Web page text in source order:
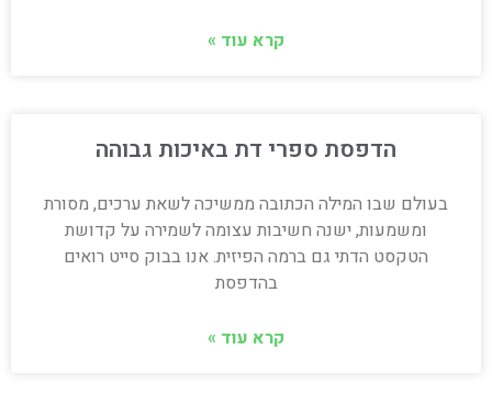
קרא עוד »
הדפסת ספרי דת באיכות גבוהה
בעולם שבו המילה הכתובה ממשיכה לשאת ערכים, מסורת
ומשמעות, ישנה חשיבות עצומה לשמירה על קדושת
הטקסט הדתי גם ברמה הפיזית. אנו בבוק סייט רואים
בהדפסת
קרא עוד »